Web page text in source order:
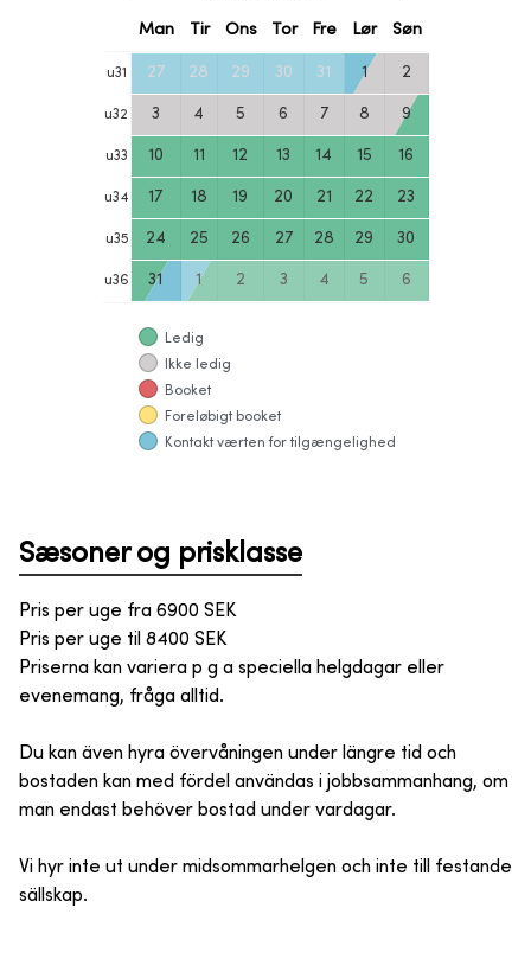
Man Tir Ons Tor Fre Lør Søn
u31 27 28 29 30 31 1 2
u32 3 4 5 6 7 8 9
u33 10 11 12 13 14 15 16
u34 17 18 19 20 21 22 23
u35 24 25 26 27 28 29 30
u36 31 1 2 3 4 5 6
Ledig
Ikke ledig
Booket
Foreløbigt booket
Kontakt værten for tilgængelighed
Sæsoner og prisklasse
Pris per uge fra 6900 SEK
Pris per uge til 8400 SEK
Priserna kan variera p g a speciella helgdagar eller
evenemang, fråga alltid.
Du kan även hyra övervåningen under längre tid och
bostaden kan med fördel användas i jobbsammanhang, om
man endast behöver bostad under vardagar.
Vi hyr inte ut under midsommarhelgen och inte till festande
sällskap.